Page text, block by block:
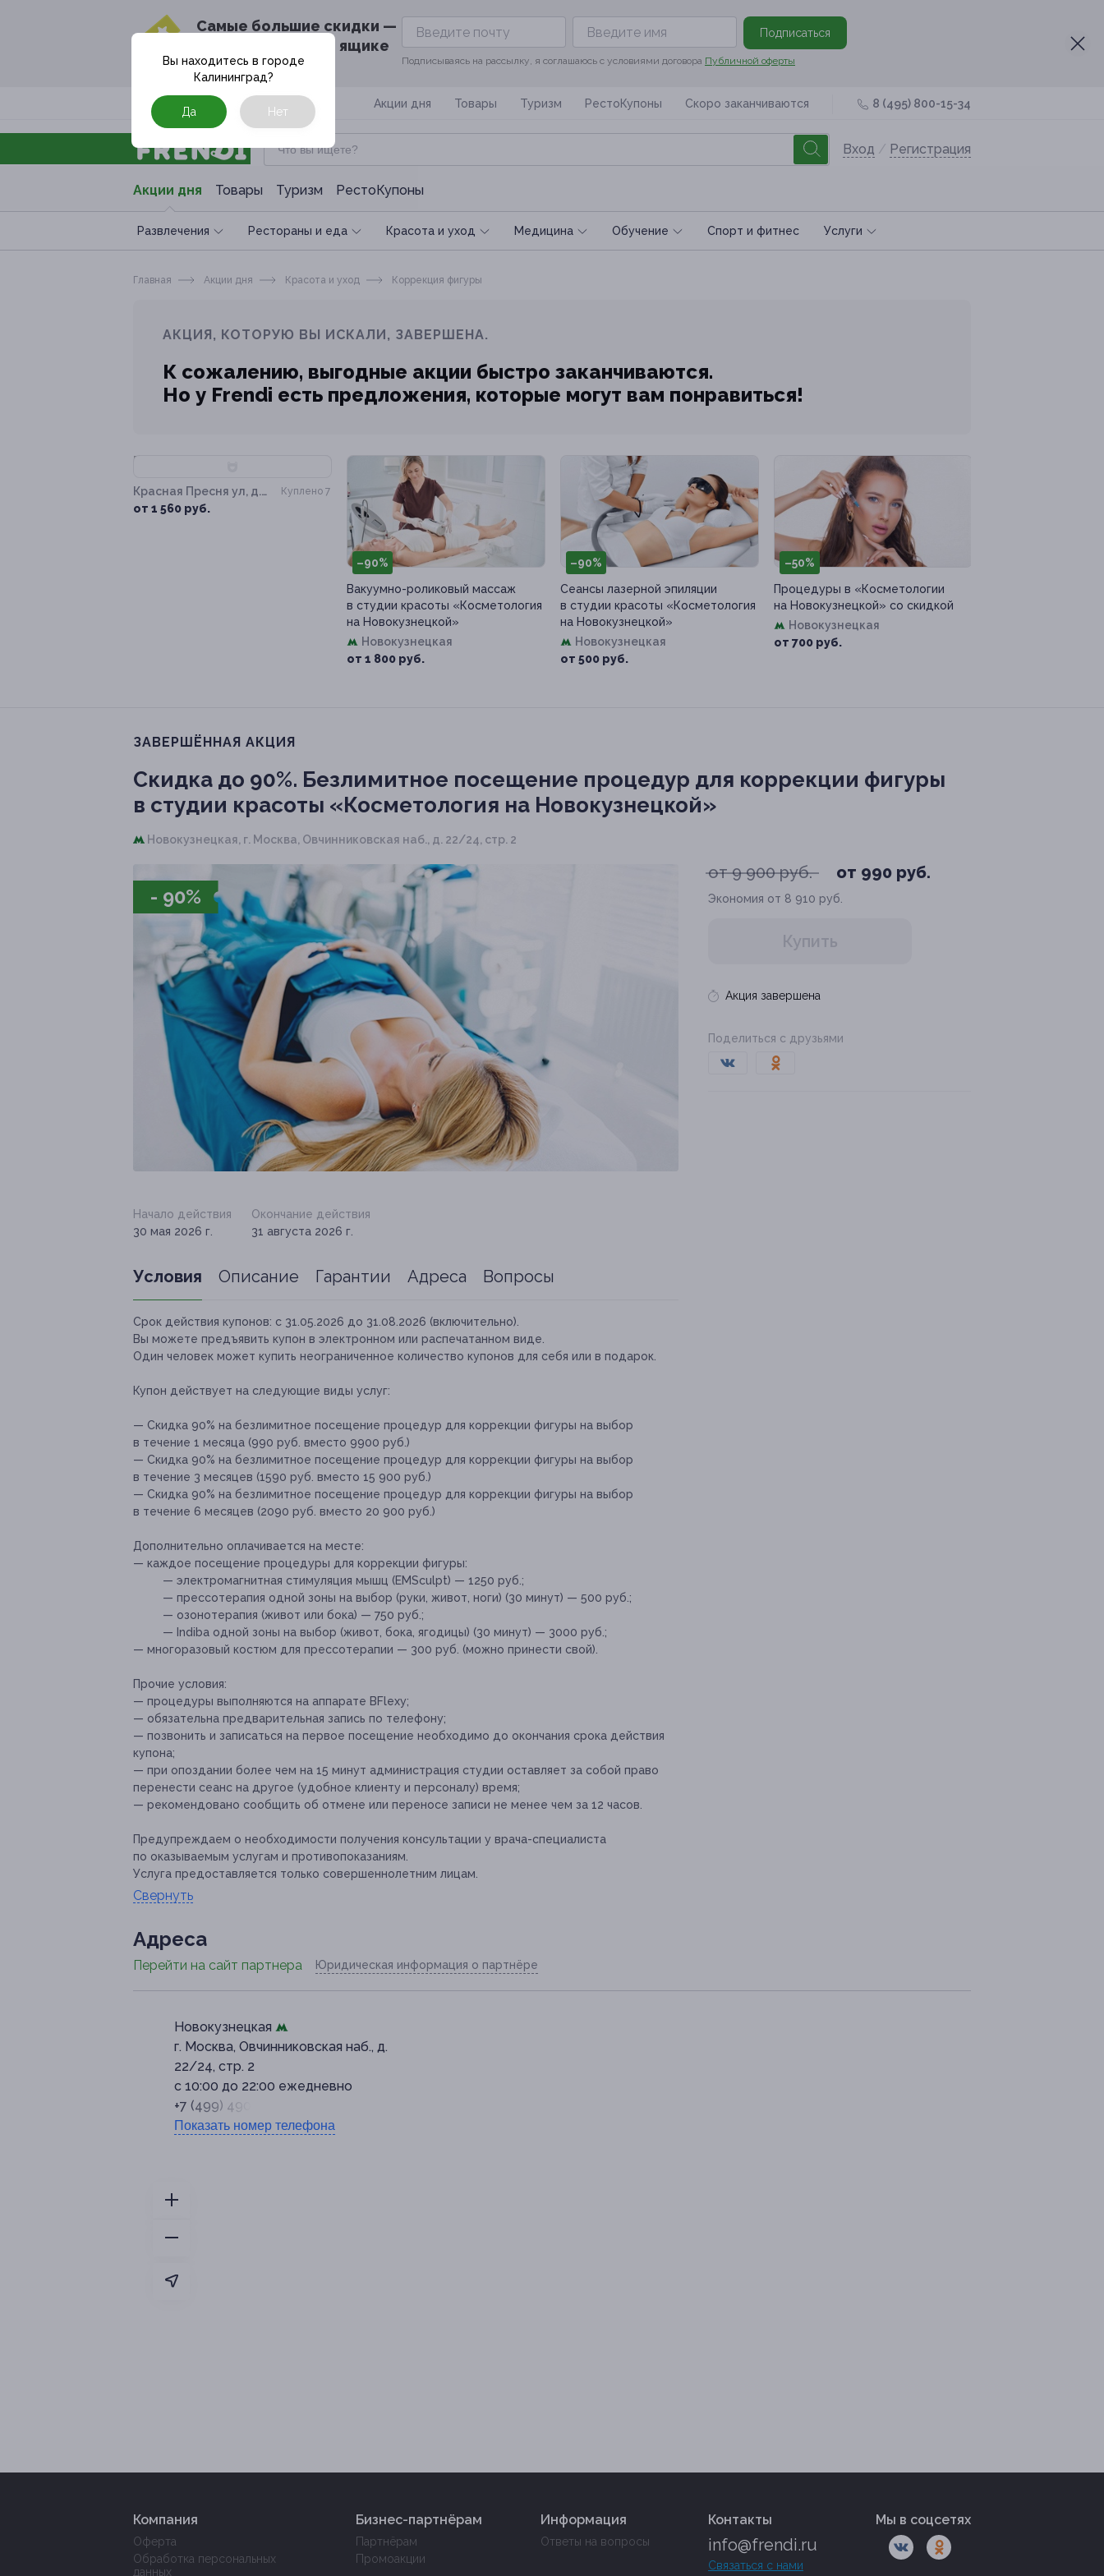
Cамые большие скидки —
в твоём почтовом ящике
Подписаться
Подписываясь на рассылку, я соглашаюсь с условиями договора Публичной оферты
Москва Акции дня Товары Туризм РестоКупоны Скоро заканчиваются 8 (495) 800-15-34
Вход / Регистрация
Акции дня Товары Туризм РестоКупоны
Развлечения Рестораны и еда Красота и уход Медицина Обучение Спoрт и фитнес Услуги
Вы находитесь в городе
Калининград?
Да Нет
Главная Акции дня Красота и уход Коррекция фигуры
АКЦИЯ, КОТОРУЮ ВЫ ИСКАЛИ, ЗАВЕРШЕНА.
К сожалению, выгодные акции быстро заканчиваются.
Но у Frendi есть предложения, которые могут вам понравиться!
Красная Пресня ул, д.
30
от 1 560 руб.
Куплено 7
–90%
Вакуумно-роликовый массаж
в студии красоты «Косметология
на Новокузнецкой»
Новокузнецкая
от 1 800 руб.
–90%
Сеансы лазерной эпиляции
в студии красоты «Косметология
на Новокузнецкой»
Новокузнецкая
от 500 руб.
–50%
Процедуры в «Косметологии
на Новокузнецкой» со скидкой
Новокузнецкая
от 700 руб.
ЗАВЕРШЁННАЯ АКЦИЯ
Скидка до 90%. Безлимитное посещение процедур для коррекции фигуры
в студии красоты «Косметология на Новокузнецкой»
Новокузнецкая, г. Москва, Овчинниковская наб., д. 22/24, стр. 2
- 90%
от 9 900 руб. от 990 руб.
Экономия от 8 910 руб.
Купить
Акция завершена
Поделиться с друзьями
Начало действия
30 мая 2026 г.
Окончание действия
31 августа 2026 г.
Условия Описание Гарантии Адреса Вопросы
Срок действия купонов: с 31.05.2026 до 31.08.2026 (включительно).
Вы можете предъявить купон в электронном или распечатанном виде.
Один человек может купить неограниченное количество купонов для себя или в подарок.
Купон действует на следующие виды услуг:
— Скидка 90% на безлимитное посещение процедур для коррекции фигуры на выбор
в течение 1 месяца (990 руб. вместо 9900 руб.)
— Скидка 90% на безлимитное посещение процедур для коррекции фигуры на выбор
в течение 3 месяцев (1590 руб. вместо 15 900 руб.)
— Скидка 90% на безлимитное посещение процедур для коррекции фигуры на выбор
в течение 6 месяцев (2090 руб. вместо 20 900 руб.)
Дополнительно оплачивается на месте:
— каждое посещение процедуры для коррекции фигуры:
— электромагнитная стимуляция мышц (EMSculpt) — 1250 руб.;
— прессотерапия одной зоны на выбор (руки, живот, ноги) (30 минут) — 500 руб.;
— озонотерапия (живот или бока) — 750 руб.;
— Indiba одной зоны на выбор (живот, бока, ягодицы) (30 минут) — 3000 руб.;
— многоразовый костюм для прессотерапии — 300 руб. (можно принести свой).
Прочие условия:
— процедуры выполняются на аппарате ВFlexу;
— обязательна предварительная запись по телефону;
— позвонить и записаться на первое посещение необходимо до окончания срока действия
купона;
— при опоздании более чем на 15 минут администрация студии оставляет за собой право
перенести сеанс на другое (удобное клиенту и персоналу) время;
— рекомендовано сообщить об отмене или переносе записи не менее чем за 12 часов.
Предупреждаем о необходимости получения консультации у врача-специалиста
по оказываемым услугам и противопоказаниям.
Услуга предоставляется только совершеннолетним лицам.
Свернуть
Адресa
Перейти на сайт партнера Юридическая информация о партнёре
Новокузнецкая
г. Москва, Овчинниковская наб., д.
22/24, стр. 2
с 10:00 до 22:00 ежедневно
+7 (499) 490-62-32
Показать номер телефона
Компания
Оферта
Обработка персональных
данных
Бизнес-партнёрам
Партнёрам
Промоакции
Информация
Ответы на вопросы
Контакты
info@frendi.ru
Связаться с нами
Мы в соцсетях